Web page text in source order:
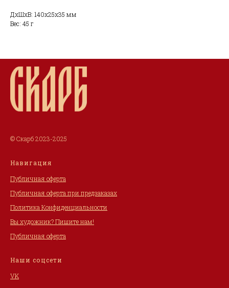
ДxШxВ: 140x25x35 мм
Вес: 45 г
© Скарб 2023-2025
Навигация
Публичная оферта
Публичная оферта при предзаказах
Политика Конфиденциальности
Вы художник? Пишите нам!
Публичная оферта
Наши соцсети
VK